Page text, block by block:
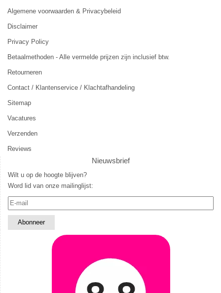
Algemene voorwaarden & Privacybeleid
Disclaimer
Privacy Policy
Betaalmethoden - Alle vermelde prijzen zijn inclusief btw.
Retourneren
Contact / Klantenservice / Klachtafhandeling
Sitemap
Vacatures
Verzenden
Reviews
Nieuwsbrief
Wilt u op de hoogte blijven?
Word lid van onze mailinglijst: